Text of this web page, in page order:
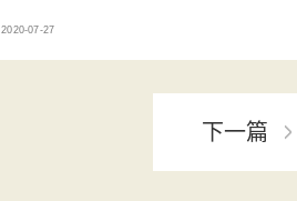
2020-07-27
下一篇